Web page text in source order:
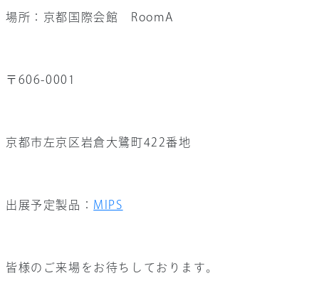
場所：京都国際会館 RoomA
〒606-0001
京都市左京区岩倉大鷺町422番地
出展予定製品： MIPS
皆様のご来場をお待ちしております。